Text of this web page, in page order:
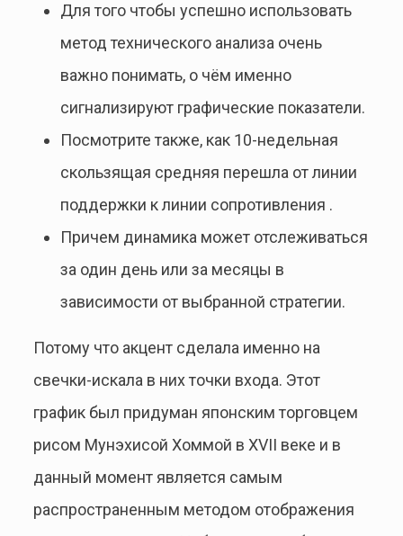
Для того чтобы успешно использовать
метод технического анализа очень
важно понимать, о чём именно
сигнализируют графические показатели.
Посмотрите также, как 10-недельная
скользящая средняя перешла от линии
поддержки к линии сопротивления .
Причем динамика может отслеживаться
за один день или за месяцы в
зависимости от выбранной стратегии.
Потому что акцент сделала именно на
свечки-искала в них точки входа. Этот
график был придуман японским торговцем
рисом Мунэхисой Хоммой в XVII веке и в
данный момент является самым
распространенным методом отображения